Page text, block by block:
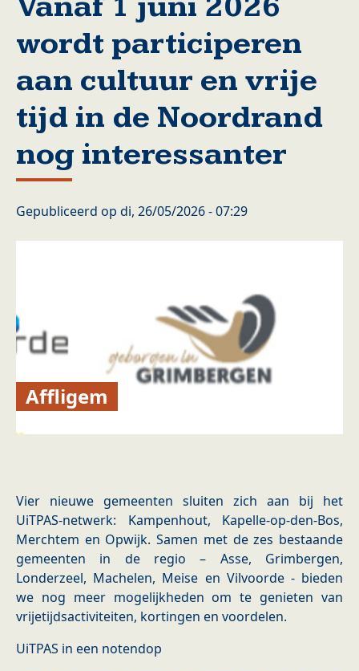
wordt participeren
aan cultuur en vrije
tijd in de Noordrand
nog interessanter
Gepubliceerd op di, 26/05/2026 - 07:29
Affligem
Vier nieuwe gemeenten sluiten zich aan bij het
UiTPAS-netwerk: Kampenhout, Kapelle-op-den-Bos,
Merchtem en Opwijk. Samen met de zes bestaande
gemeenten in de regio – Asse, Grimbergen,
Londerzeel, Machelen, Meise en Vilvoorde - bieden
we nog meer mogelijkheden om te genieten van
vrijetijdsactiviteiten, kortingen en voordelen.
UiTPAS in een notendop